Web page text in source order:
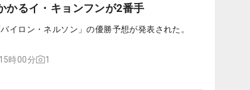
るイ・キョンフンが2番手
イロン・ネルソン」の優勝予想が発表された。
時00分
1